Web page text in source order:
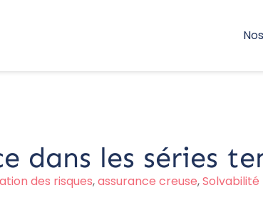
dans les séries
des risques,assurance creuse,Solvabilité